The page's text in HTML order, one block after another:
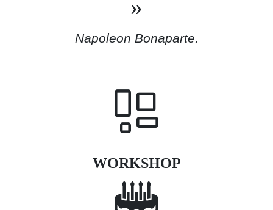
Napoleon Bonaparte.
WORKSHOP